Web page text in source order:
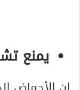
يمنع